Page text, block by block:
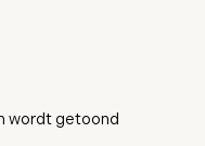
wordt getoond